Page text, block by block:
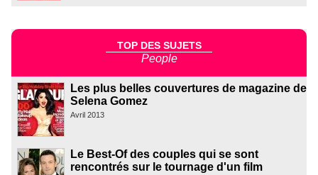
TOP DES SUJETS
People
Les plus belles couvertures de magazine de
Selena Gomez
Avril 2013
Le Best-Of des couples qui se sont
rencontrés sur le tournage d'un film